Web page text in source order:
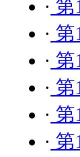
·
·
·
·
·
·